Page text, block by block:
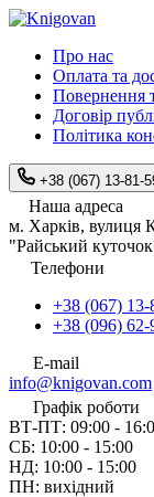
Про нас
Оплата та
Повернення
Договір
Політика
+38 (067) 13-81-
Наша адреса
м. Харків, вулиця
"Райський
Телефони
+38 (067) 13-
+38 (096) 62-
E-mail
info@knigovan.com
Графік роботи
ВТ-ПТ: 09:00 -
СБ: 10:00 - 15:00
НД: 10:00 - 15:00
ПН: вихідний